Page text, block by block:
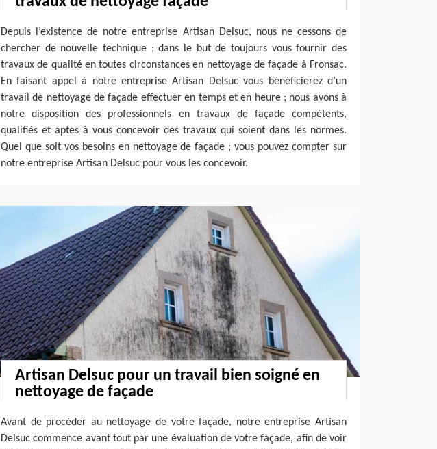
Depuis l’existence de notre entreprise Artisan Delsuc, nous ne cessons de
chercher de nouvelle technique ; dans le but de toujours vous fournir des
travaux de qualité en toutes circonstances en nettoyage de façade à Fronsac.
En faisant appel à notre entreprise Artisan Delsuc vous bénéficierez d’un
travail de nettoyage de façade effectuer en temps et en heure ; nous avons à
notre disposition des professionnels en travaux de façade compétents,
qualifiés et aptes à vous concevoir des travaux qui soient dans les normes.
Quel que soit vos besoins en nettoyage de façade ; vous pouvez compter sur
notre entreprise Artisan Delsuc pour vous les concevoir.
Artisan Delsuc pour un travail bien soigné en
nettoyage de façade
Avant de procéder au nettoyage de votre façade, notre entreprise Artisan
Delsuc commence avant tout par une évaluation de votre façade, afin de voir